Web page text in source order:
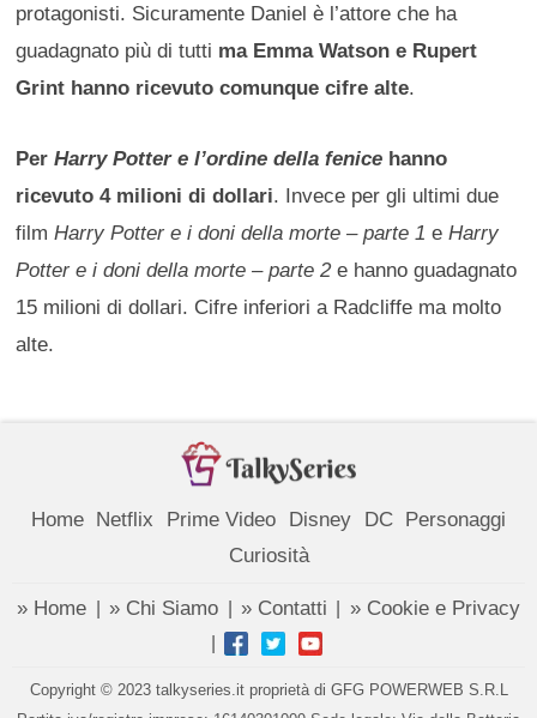
protagonisti. Sicuramente Daniel è l’attore che ha
guadagnato più di tutti ma Emma Watson e Rupert
Grint hanno ricevuto comunque cifre alte.
PerHarry Potter e l’ordine della fenice hanno
ricevuto 4 milioni di dollari. Invece per gli ultimi due
filmHarry Potter e i doni della morte – parte 1 eHarry
Potter e i doni della morte – parte 2e hanno guadagnato
15 milioni di dollari. Cifre inferiori a Radcliffe ma molto
alte.
Home Netflix Prime Video Disney DC
Personaggi
Curiosità
» Home » Chi Siamo » Contatti » Cookie e Privacy
|
Copyright © 2023 talkyseries.it proprietà di GFG POWERWEB S.R.L